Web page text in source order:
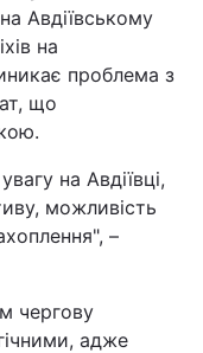
Авдіївському
на
проблема з
що
на Авдіївці,
можливість
–
чергову
адже